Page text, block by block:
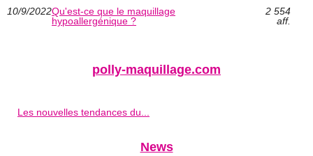
10/9/2022Qu'est-ce que le maquillage
hypoallergénique ?
2 554
aff.
polly-maquillage.com
Les nouvelles tendances du...
News